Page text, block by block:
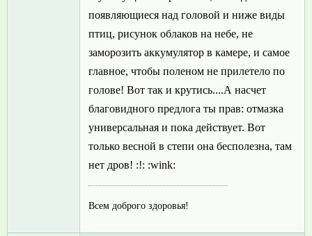
появляющиеся над головой и ниже виды
птиц, рисунок облаков на небе, не
заморозить аккумулятор в камере, и самое
главное, чтобы поленом не прилетело по
голове! Вот так и крутись....А насчет
благовидного предлога ты прав: отмазка
универсальная и пока действует. Вот
только весной в степи она бесполезна, там
нет дров! :!: :wink:
Всем доброго здоровья!